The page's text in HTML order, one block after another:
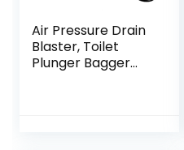
Air Pressure Drain
Blaster, Toilet
Plunger Bagger